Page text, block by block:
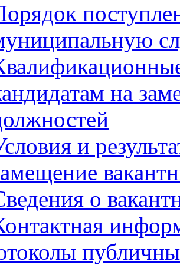
на
и
о